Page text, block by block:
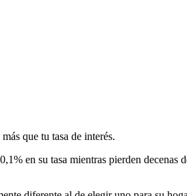
que tu tasa de interés.
en su tasa mientras pierden